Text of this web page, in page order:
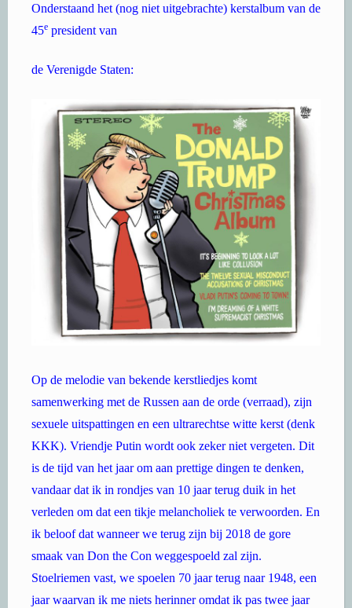
Onderstaand het (nog niet uitgebrachte) kerstalbum van de
45e president van
de Verenigde Staten:
Op de melodie van bekende kerstliedjes komt
samenwerking met de Russen aan de orde (verraad), zijn
sexuele uitspattingen en een ultrarechtse witte kerst (denk
KKK). Vriendje Putin wordt ook zeker niet vergeten. Dit
is de tijd van het jaar om aan prettige dingen te denken,
vandaar dat ik in rondjes van 10 jaar terug duik in het
verleden om dat een tikje melancholiek te verwoorden. En
ik beloof dat wanneer we terug zijn bij 2018 de gore
smaak van Don the Con weggespoeld zal zijn.
Stoelriemen vast, we spoelen 70 jaar terug naar 1948, een
jaar waarvan ik me niets herinner omdat ik pas twee jaar